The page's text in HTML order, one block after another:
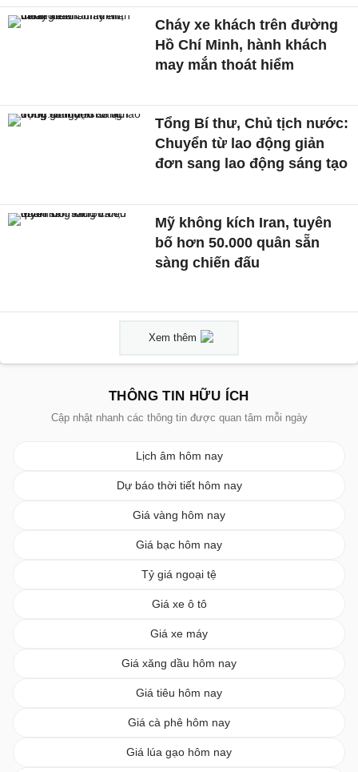
Cháy xe khách trên đường
Hồ Chí Minh, hành khách
may mắn thoát hiểm
Tổng Bí thư, Chủ tịch nước:
Chuyển từ lao động giản
đơn sang lao động sáng tạo
Mỹ không kích Iran, tuyên
bố hơn 50.000 quân sẵn
sàng chiến đấu
Xem thêm
THÔNG TIN HỮU ÍCH
Cập nhật nhanh các thông tin được quan tâm mỗi ngày
Lịch âm hôm nay
Dự báo thời tiết hôm nay
Giá vàng hôm nay
Giá bạc hôm nay
Tỷ giá ngoại tệ
Giá xe ô tô
Giá xe máy
Giá xăng dầu hôm nay
Giá tiêu hôm nay
Giá cà phê hôm nay
Giá lúa gạo hôm nay